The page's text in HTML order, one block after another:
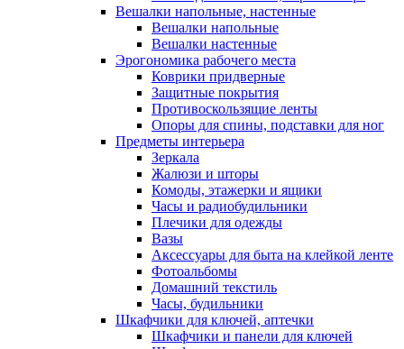
Вешалки напольные, настенные
Вешалки напольные
Вешалки настенные
Эрогономика рабочего места
Коврики придверные
Защитные покрытия
Противоскользящие ленты
Опоры для спины, подставки для ног
Предметы интерьера
Зеркала
Жалюзи и шторы
Комоды, этажерки и ящики
Часы и радиобудильники
Плечики для одежды
Вазы
Аксессуары для быта на клейкой ленте
Фотоальбомы
Домашний текстиль
Часы, будильники
Шкафчики для ключей, аптечки
Шкафчики и панели для ключей